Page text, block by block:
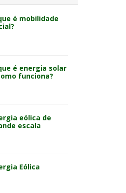
é mobilidade
é energia solar
funciona?
eólica de
escala
Eólica